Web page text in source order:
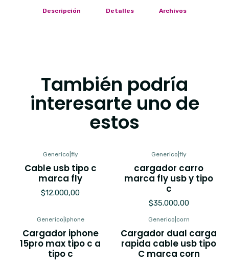
Descripción Detalles Archivos
También podría
interesarte uno de
estos
Generico fly
Cable usb tipo c
marca fly
$12.000,00
Generico fly
cargador carro
marca fly usb y tipo
c
$35.000,00
Generico iphone
Cargador iphone
15pro max tipo c a
tipo c
Generico corn
Cargador dual carga
rapida cable usb tipo
C marca corn